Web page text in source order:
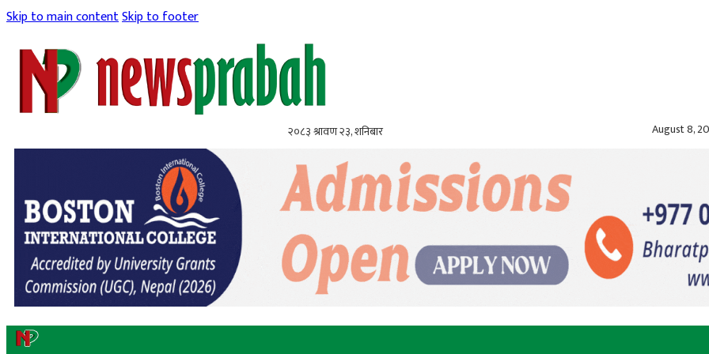
Skip to main contentSkip to footer
२०८३ श्रावण २३, शनिबार August 8,